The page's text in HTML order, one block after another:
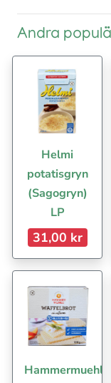
Andra
Helmi
potatisgryn
(Sagogryn)
LP
31,00 kr
Hammermuehle